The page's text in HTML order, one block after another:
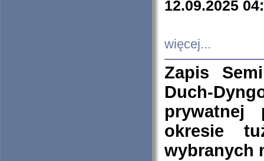
12.09.2025
więcej...
Zapis
Duch-
prywatnej
okresie
wybranych